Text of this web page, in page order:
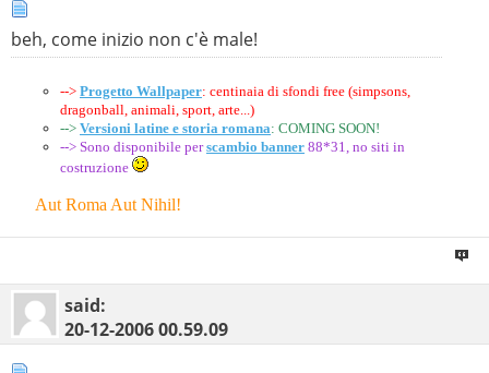
beh, come inizio non c'è male!
--> Progetto Wallpaper: centinaia di sfondi free (simpsons,
dragonball, animali, sport, arte...)
--> Versioni latine e storia romana: COMING SOON!
--> Sono disponibile perscambio banner 88*31, no siti in
costruzione
Aut Roma Aut Nihil!
said:
20-12-200600.59.09